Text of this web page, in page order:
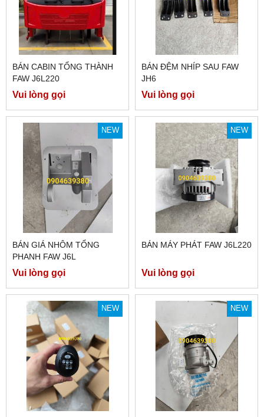
BÁN CABIN TỔNG THÀNH
FAW J6L220
Vui lòng gọi
BÁN ĐỆM NHÍP SAU FAW
JH6
Vui lòng gọi
NEW
BÁN GIÁ NHÔM TỔNG
PHANH FAW J6L
Vui lòng gọi
NEW
BÁN MÁY PHÁT FAW J6L220
Vui lòng gọi
NEW NEW